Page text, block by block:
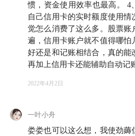
惯，资金使用效率也最高。 4
自己信用卡的实时额度使用
觉怎么消费了这么多。股票账
遍，信用卡账户就不值得哪怕
好还是和记账相结合，真的能
再加上信用卡还能辅助自动记
2022年4月2日
一叶小舟
娄娄也可以这么想，我使劲薅